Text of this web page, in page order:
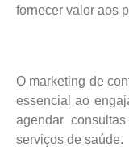
fornecer valor aos
O marketing de
essencial ao
agendar
serviços de saúde.